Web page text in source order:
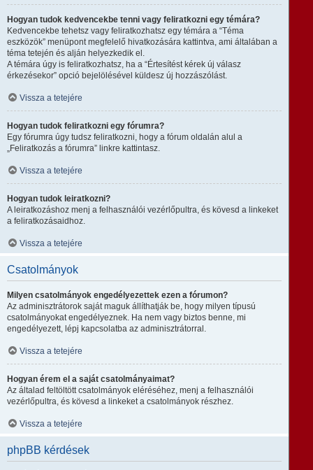
Hogyan tudok kedvencekbe tenni vagy feliratkozni egy témára?
Kedvencekbe tehetsz vagy feliratkozhatsz egy témára a “Téma
eszközök” menüpont megfelelő hivatkozására kattintva, ami általában a
téma tetején és alján helyezkedik el.
A témára úgy is feliratkozhatsz, ha a “Értesítést kérek új válasz
érkezésekor” opció bejelölésével küldesz új hozzászólást.
Vissza a tetejére
Hogyan tudok feliratkozni egy fórumra?
Egy fórumra úgy tudsz feliratkozni, hogy a fórum oldalán alul a
„Feliratkozás a fórumra” linkre kattintasz.
Vissza a tetejére
Hogyan tudok leiratkozni?
A leiratkozáshoz menj a felhasználói vezérlőpultra, és kövesd a linkeket
a feliratkozásaidhoz.
Vissza a tetejére
Csatolmányok
Milyen csatolmányok engedélyezettek ezen a fórumon?
Az adminisztrátorok saját maguk állíthatják be, hogy milyen típusú
csatolmányokat engedélyeznek. Ha nem vagy biztos benne, mi
engedélyezett, lépj kapcsolatba az adminisztrátorral.
Vissza a tetejére
Hogyan érem el a saját csatolmányaimat?
Az általad feltöltött csatolmányok eléréséhez, menj a felhasználói
vezérlőpultra, és kövesd a linkeket a csatolmányok részhez.
Vissza a tetejére
phpBB kérdések